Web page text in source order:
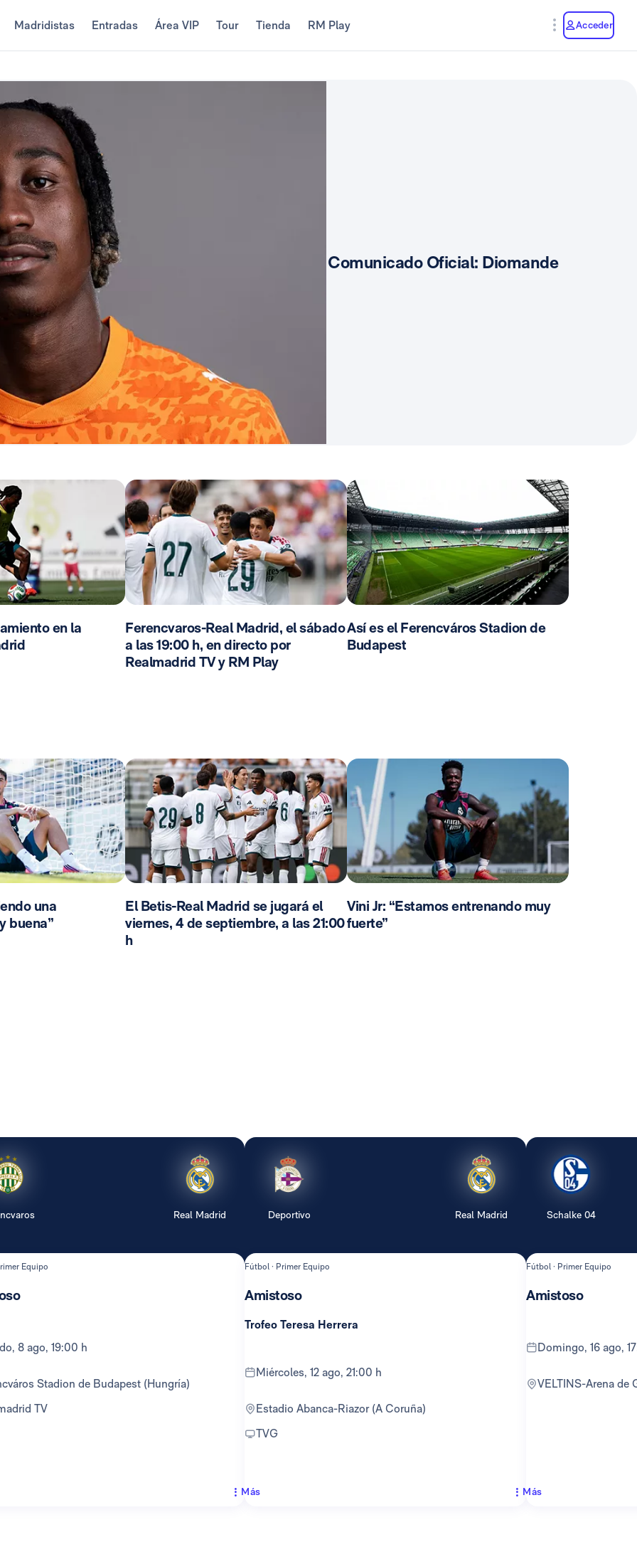
Madridistas Entradas Área VIP Tour Tienda RM Play Acceder
Comunicado Oficial: Diomande
en la
Ferencvaros-Real Madrid, el sábado
a las 19:00 h, en directo por
Realmadrid TV y RM Play
Así es el Ferencváros Stadion de
Budapest
una
buena”
El Betis-Real Madrid se jugará el
viernes, 4 de septiembre, a las 21:00
h
Vini Jr: “Estamos entrenando muy
fuerte”
Real Madrid
Equipo
8 ago, 19:00 h
Stadion de Budapest (Hungría)
TV
Deportivo Real Madrid
Fútbol · Primer Equipo
Amistoso
Trofeo Teresa Herrera
miércoles, 12 ago, 21:00 h
Estadio Abanca-Riazor (A Coruña)
TVG
Más
Schalke 04
Fútbol · Primer Equipo
Amistoso
domingo, 16 ago,
VELTINS-Arena
Más